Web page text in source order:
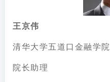
王京伟
清华大学五道口金融学院
院长助理